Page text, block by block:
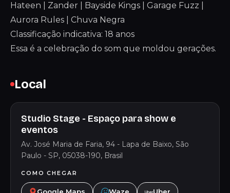
Hateen | Zander | Bayside Kings | Garage Fuzz |
Aurora Rules | Chuva Negra
Classificação indicativa: 18 anos
Essa é a celebração do som que moldou gerações.
Local
Studio Stage - Espaço para show e
eventos
Av. José Maria de Faria, 94 - Lapa de Baixo, São
Paulo - SP, 05038-190, Brasil
COMO CHEGAR